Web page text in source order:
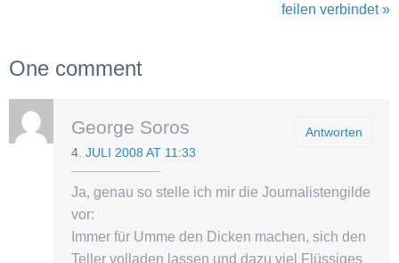
feilen verbindet »
One comment
Antworten
George Soros
4. JULI 2008 AT 11:33
Ja, genau so stelle ich mir die Journalistengilde
vor:
Immer für Umme den Dicken machen, sich den
Teller volladen lassen und dazu viel Flüssiges